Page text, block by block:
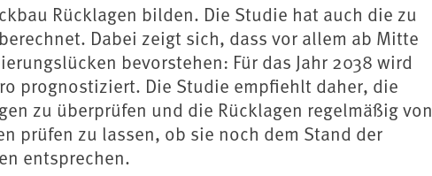
Rücklagen bilden. Die Studie hat auch die zu
Dabei zeigt sich, dass vor allem ab Mitte
bevorstehen: Für das Jahr 2038 wird
prognostiziert. Die Studie empfiehlt daher, die
zu überprüfen und die Rücklagen regelmäßig von
prüfen zu lassen, ob sie noch dem Stand der
entsprechen.